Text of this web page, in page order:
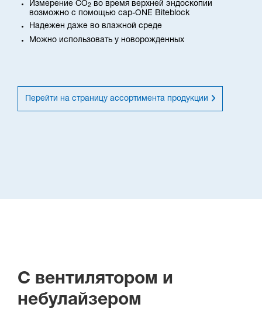
Измерение CO2 во время верхней эндоскопии
возможно с помощью cap-ONE Biteblock
Надежен даже во влажной среде
Можно использовать у новорожденных
Перейти на страницу ассортимента продукции
С вентилятором и
небулайзером